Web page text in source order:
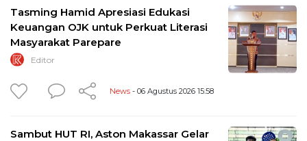
Tasming Hamid Apresiasi Edukasi
Keuangan OJK untuk Perkuat Literasi
Masyarakat Parepare
Editor
News - 06 Agustus 2026 15:58
Sambut HUT RI, Aston Makassar Gelar